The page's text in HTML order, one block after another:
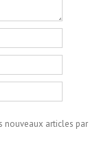
nouveaux articles par